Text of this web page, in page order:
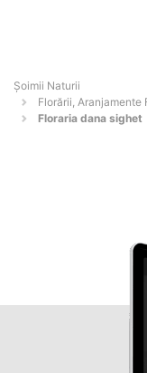
Şoimii Naturii
Florării,
Floraria dana sighet